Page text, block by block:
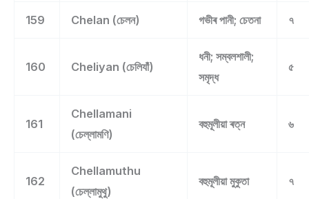
159 Chelan (চেলন) গভীৰ পানী; চেতনা ৭
160 Cheliyan (চেলিযাঁ)
ধনী; সম্বলশালী;
সমৃদ্ধ
৫
161
Chellamani
(চেল্লামণি)
বহুমূলীয়া ৰত্ন ৬
162
Chellamuthu
(চেল্লামুথু)
বহুমূলীয়া মুকুতা ৭